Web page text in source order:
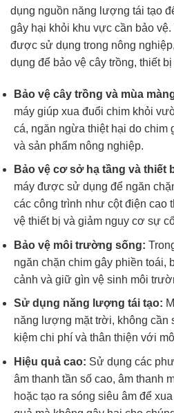
dụng nguồn năng lượng tái tạo
gây hại khỏi khu vực cần bảo
được sử dụng trong nông
dụng để bảo vệ cây trồng, thiết
Bảo vệ cây trồng và mùa
máy giúp xua đuổi chim khỏi
cá, ngăn ngừa thiệt hại do chim
và sản phẩm nông nghiệp.
Bảo vệ cơ sở hạ tầng và thiết
máy được sử dụng để ngăn
các công trình như cột điện cao
vệ thiết bị và giảm nguy cơ sự
Bảo vệ môi trường sống:
ngăn chặn chim gây phiền toái,
cảnh và giữ gìn vệ sinh môi
Sử dụng năng lượng tái tạo:
năng lượng mặt trời, không
kiệm chi phí và thân thiện với
Hiệu quả cao: Sử dụng các
âm thanh tần số cao, âm thanh
hoặc tạo ra sóng siêu âm để